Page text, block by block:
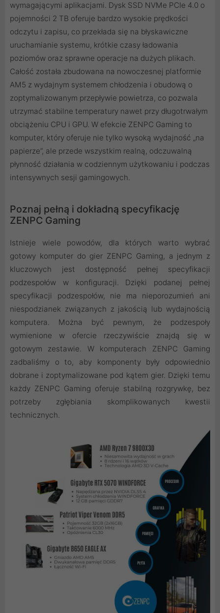
wymagającymi aplikacjami. Dysk SSD NVMe PCIe 4.0 o
pojemności 2 TB oferuje bardzo wysokie prędkości
odczytu i zapisu, co przekłada się na błyskawiczne
uruchamianie systemu, krótkie czasy ładowania
poziomów oraz sprawne operacje na dużych plikach.
Całość została zbudowana na nowoczesnej platformie
AM5 z wydajnym systemem chłodzenia i obudową o
zoptymalizowanym przepływie powietrza, co pozwala
utrzymać stabilne temperatury nawet przy długotrwałym
obciążeniu CPU i GPU. W efekcie ZENPC Gaming to
komputer, który oferuje nie tylko wysoką wydajność „na
papierze”, ale przede wszystkim realną, odczuwalną
płynność działania w codziennym użytkowaniu i podczas
intensywnych sesji gamingowych.
Poznaj pełną i dokładną specyfikację
ZENPC Gaming
Istnieje wiele powodów, dla których warto wybrać
gotowy komputer do gier ZENPC Gaming, a jednym z
kluczowych jest dostępność pełnej specyfikacji
podzespołów w konfiguracji. Dzięki podanej pełnej
specyfikacji podzespołów, nie ma nieporozumień ani
niespodzianek związanych z jakością lub wydajnością
komputera. Można być pewnym, że podzespoły
wymienione w ofercie rzeczywiście znajdą się w
gotowym zestawie. W komputerach ZENPC Gaming
zadbaliśmy o to, aby komponenty były odpowiednio
dobrane i zoptymalizowane pod kątem gier. Dzięki temu
każdy ZENPC Gaming oferuje stabilną rozgrywkę, bez
potrzeby zgłębiania skomplikowanych kwestii
technicznych.